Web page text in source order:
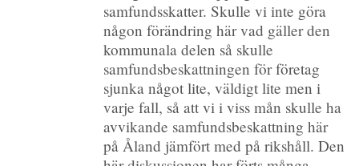
samfundsskatter. Skulle vi inte göra
någon förändring här vad gäller den
kommunala delen så skulle
samfundsbeskattningen för företag
sjunka något lite, väldigt lite men i
varje fall, så att vi i viss mån skulle ha
avvikande samfundsbeskattning här
på Åland jämfört med på rikshåll. Den